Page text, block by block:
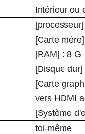
Intérieur ou
[Carte
[RAM] : 8 G
[Disque
[Carte
vers HDMI
[Système
toi-même